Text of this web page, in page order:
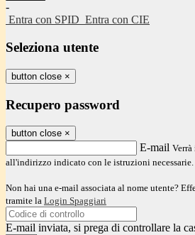
-
Entra con SPID Entra con CIE
Seleziona utente
button close ×
Recupero password
button close ×
E-mail
all'indirizzo indicato con le istruzioni necessarie.
Non hai una e-mail associata al nome utente?
tramite la Login Spaggiari
E-mail inviata, si prega di controllare la